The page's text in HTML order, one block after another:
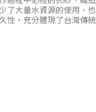
了大量水資源的使用，
性，充分體現了台灣傳